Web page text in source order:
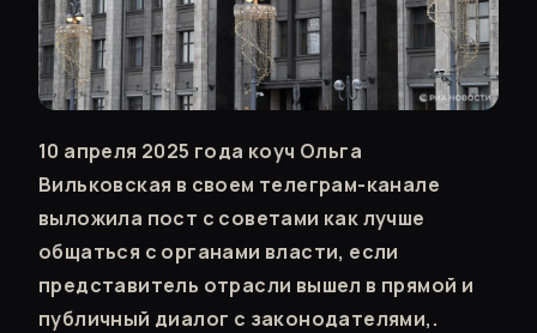
10 апреля 2025 года коуч Ольга
Вильковская в своем телеграм-канале
выложила пост с советами как лучше
общаться с органами власти, если
представитель отрасли вышел в прямой и
публичный диалог с законодателями,.